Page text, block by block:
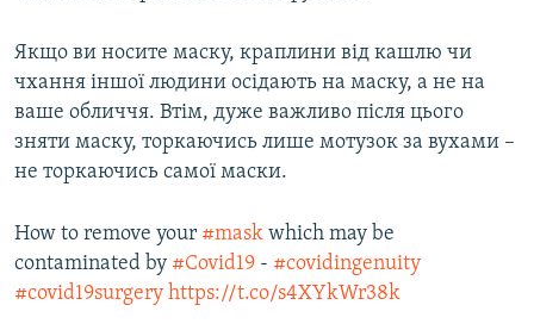
Якщо ви носите маску, краплини від кашлю чи
чхання іншої людини осідають на маску, а не на
ваше обличчя. Втім, дуже важливо після цього
зняти маску, торкаючись лише мотузок за вухами –
не торкаючись самої маски.
How to remove your #mask which may be
contaminated by #Covid19 - #covidingenuity
#covid19surgery https://t.co/s4XYkWr38k